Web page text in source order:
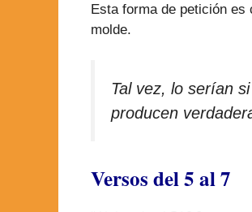
Esta forma de petición
molde.
Tal vez, lo serían
producen
Versos del 5 al 7